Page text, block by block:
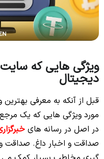
ویژگی هایی که سایت
دیجیتال
قبل از آنکه به معرفی
مورد ویژگی هایی که یک
در اصل در رسانه های
صداقت و اخبار داغ. صداقت